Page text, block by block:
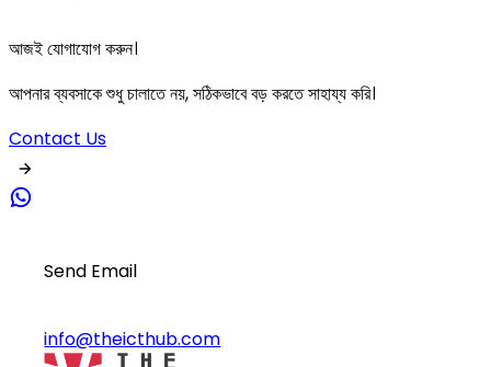
আজই যোগাযোগ করুন।
আপনার ব্যবসাকে শুধু চালাতে নয়, সঠিকভাবে বড় করতে সাহায্য করি।
Contact Us
Send Email
info@theicthub.com